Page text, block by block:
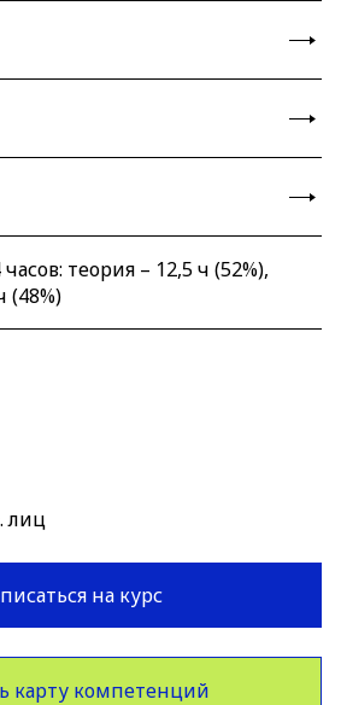
теория – 12,5 ч (52%),
(48%)
лиц
на курс
карту компетенций